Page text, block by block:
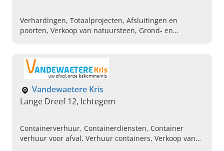
Verhardingen, Totaalprojecten, Afsluitingen en
poorten, Verkoop van natuursteen, Grond- en
Tuinaanleg en omgevingswerken, Aanleg opritten en
terrassen
Vandewaetere Kris
Lange Dreef 12, Ichtegem
Containerverhuur, Containerdiensten, Container
verhuur voor afval, Verhuur containers, Verkoop van